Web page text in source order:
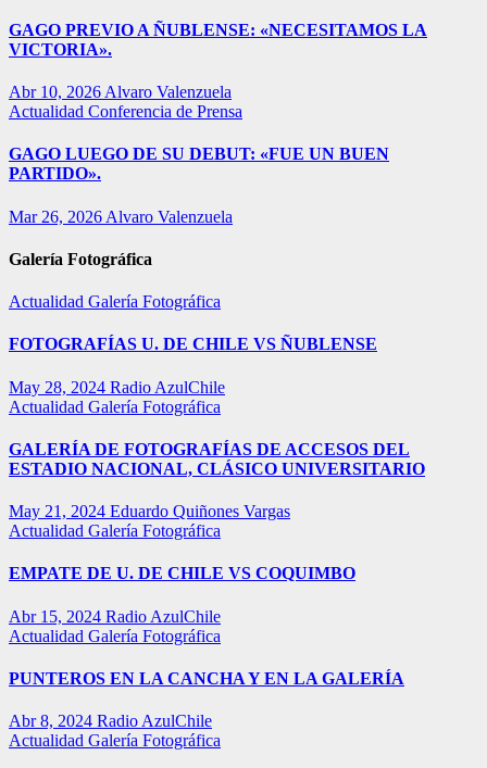
GAGO PREVIO A ÑUBLENSE: «NECESITAMOS LA
VICTORIA».
Abr 10, 2026 Alvaro Valenzuela
Actualidad Conferencia de Prensa
GAGO LUEGO DE SU DEBUT: «FUE UN BUEN
PARTIDO».
Mar 26, 2026 Alvaro Valenzuela
Galería Fotográfica
Actualidad Galería Fotográfica
FOTOGRAFÍAS U. DE CHILE VS ÑUBLENSE
May 28, 2024 Radio AzulChile
Actualidad Galería Fotográfica
GALERÍA DE FOTOGRAFÍAS DE ACCESOS DEL
ESTADIO NACIONAL, CLÁSICO UNIVERSITARIO
May 21, 2024 Eduardo Quiñones Vargas
Actualidad Galería Fotográfica
EMPATE DE U. DE CHILE VS COQUIMBO
Abr 15, 2024 Radio AzulChile
Actualidad Galería Fotográfica
PUNTEROS EN LA CANCHA Y EN LA GALERÍA
Abr 8, 2024 Radio AzulChile
Actualidad Galería Fotográfica